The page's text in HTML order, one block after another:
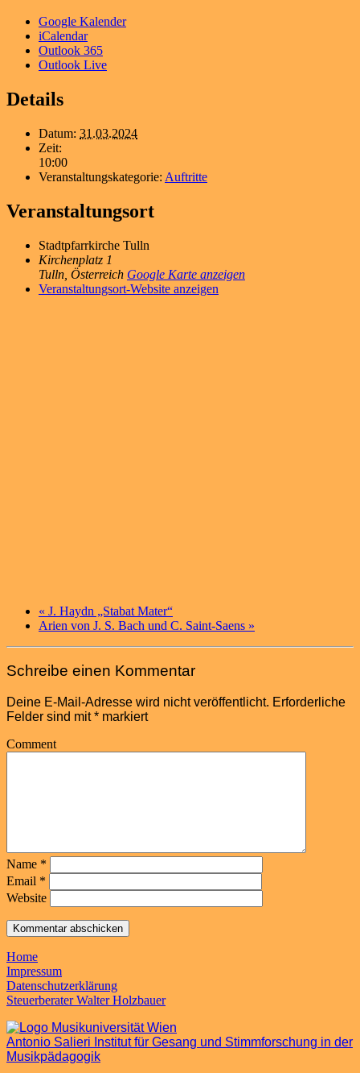
Google Kalender
iCalendar
Outlook 365
Outlook Live
Details
Datum: 31.03.2024
Zeit:
10:00
Veranstaltungskategorie: Auftritte
Veranstaltungsort
Stadtpfarrkirche Tulln
Kirchenplatz 1
Tulln Österreich Google Karte anzeigen
Veranstaltungsort-Website anzeigen
« J. Haydn „Stabat Mater“
Arien von J. S. Bach und C. Saint-Saens »
Schreibe einen Kommentar
Deine E-Mail-Adresse wird nicht veröffentlicht. Erforderliche
Felder sind mit* markiert
Comment
Name *
Email *
Website
Home
Impressum
Datenschutzerklärung
Steuerberater Walter Holzbauer
Antonio Salieri Institut für Gesang und Stimmforschung in der
Musikpädagogik